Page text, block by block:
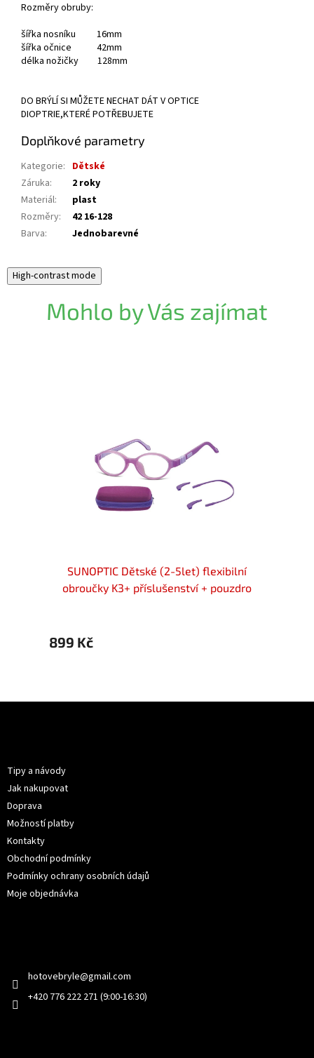
Rozměry obruby:
šířka nosníku 16mm
šířka očnice 42mm
délka nožičky 128mm
DO BRÝLÍ SI MŮŽETE NECHAT DÁT V OPTICE
DIOPTRIE,KTERÉ POTŘEBUJETE
Doplňkové parametry
Kategorie: Dětské
Záruka:
2 roky
Materiál:
plast
Rozměry:
42 16-128
Barva: Jednobarevné
High-contrast mode
Mohlo by Vás zajímat
SUNOPTIC Dětské (2-5let) flexibilní
obroučky K3+ příslušenství + pouzdro
899 Kč
Tipy a návody
Jak nakupovat
Doprava
Možností platby
Kontakty
Obchodní podmínky
Podmínky ochrany osobních údajů
Moje objednávka
hotovebryle@gmail.com
+420 776 222 271 (9:00-16:30)